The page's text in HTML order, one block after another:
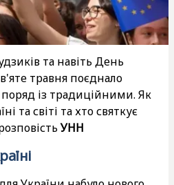
та навіть День
травня поєднало
із традиційними. Як
та світі та хто святкує
УНН